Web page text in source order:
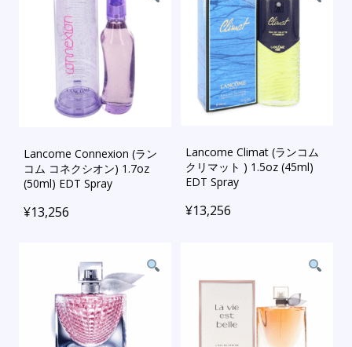
Lancome Connexion (ラン
コム コネクシオン) 1.7oz
(50ml) EDT Spray
¥13,256
Lancome Climat (ランコム
クリマット ) 1.5oz (45ml)
EDT Spray
¥13,256